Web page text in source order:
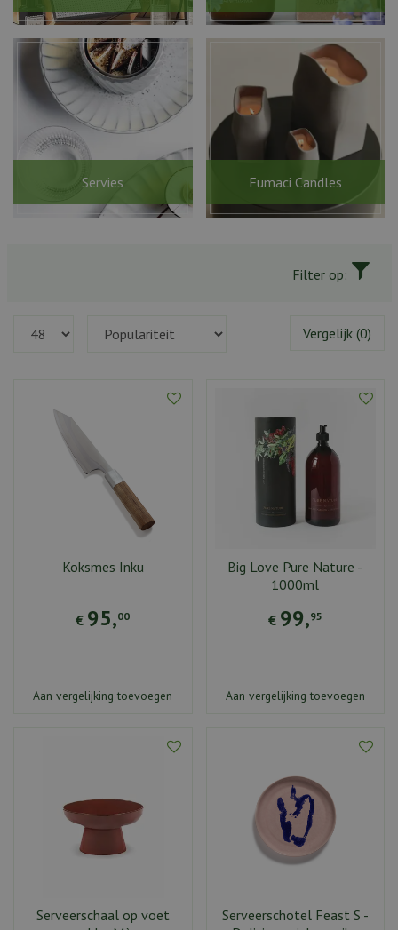
Servies Fumaci Candles
Filter op:
Vergelijk (0)
Koksmes Inku
€ 95,00
Aan vergelijking toevoegen
Big Love Pure Nature -
1000ml
€ 99,95
Aan vergelijking toevoegen
Serveerschaal op voet
Serveerschotel Feast S -